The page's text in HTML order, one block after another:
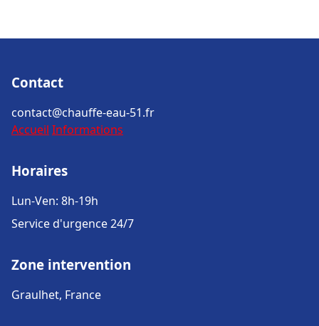
Contact
contact@chauffe-eau-51.fr
Accueil Informations
Horaires
Lun-Ven: 8h-19h
Service d'urgence 24/7
Zone intervention
Graulhet, France